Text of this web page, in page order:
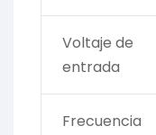
Voltaje de
entrada
Frecuencia